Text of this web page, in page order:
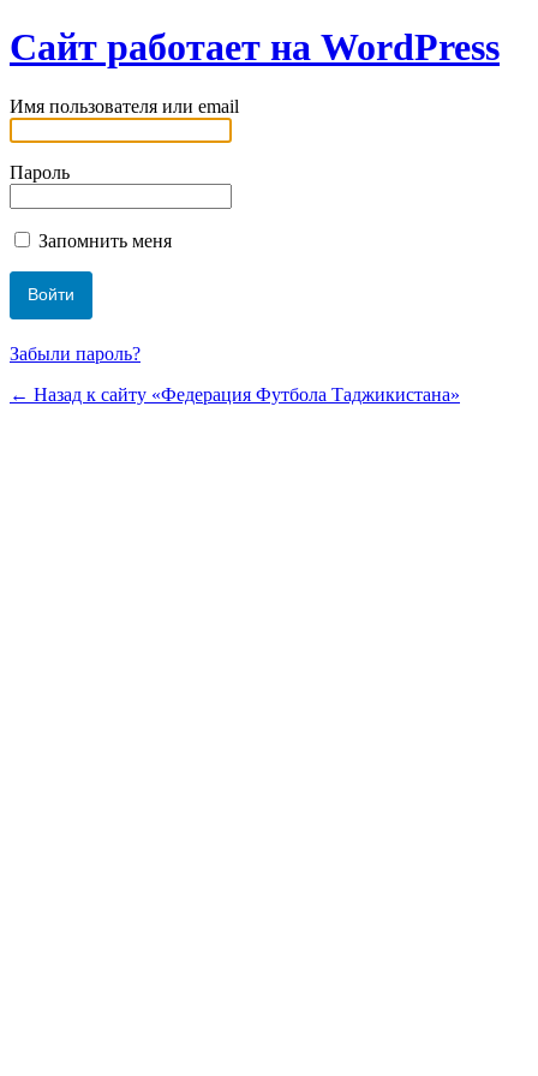
Сайт работает на WordPress
Имя пользователя или email
Пароль
Запомнить меня
Забыли пароль?
← Назад к сайту «Федерация Футбола Таджикистана»